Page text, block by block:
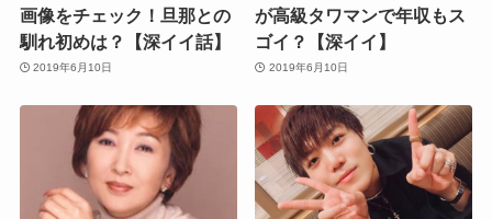
画像をチェック！旦那との
馴れ初めは？【深イイ話】
2019年6月10日
が高級タワマンで年収もス
ゴイ？【深イイ】
2019年6月10日